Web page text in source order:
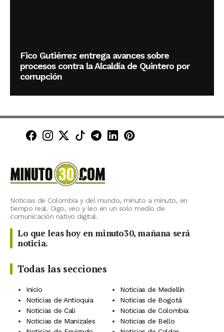
Fico Gutiérrez entrega avances sobre
procesos contra la Alcaldía de Quintero por
corrupción
Minuto30 en Facebook
Minuto30 en Instagram
Minuto30 en X (Twitter)
Minuto30 en TikTok
Canal de Minuto30 en
Minuto30 en LinkedIn
Minuto30 en
Noticias de Colombia y del mundo, minuto a minuto, en
tiempo real. Oigo, veo y leo en un solo medio de
comunicación nativo digital.
Lo que leas hoy en minuto30, mañana será
noticia.
Todas las secciones
Inicio
Noticias de Medellín
Noticias de Antioquia
Noticias de Bogotá
Noticias de Cali
Noticias de Colombia
Noticias de Manizales
Noticias de Bello